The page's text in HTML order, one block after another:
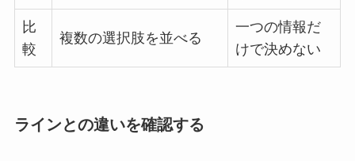
比
較
複数の選択肢を並べる
一つの情報だ
けで決めない
ラインとの違いを確認する